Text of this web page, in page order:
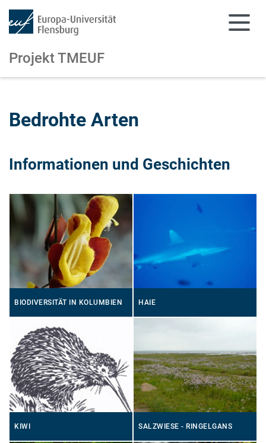
Projekt TMEUF
Bedrohte Arten
Informationen und Geschichten
BIODIVERSITÄT IN KOLUMBIEN HAIE
KIWI SALZWIESE - RINGELGANS